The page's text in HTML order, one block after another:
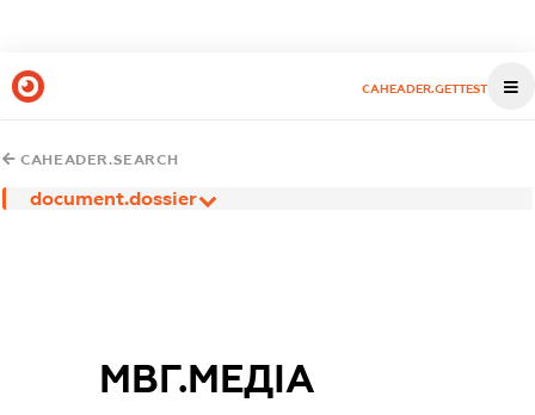
CAHEADER.GETTEST
CAHEADER.SEARCH
document.dossier
МВГ.МЕДІА